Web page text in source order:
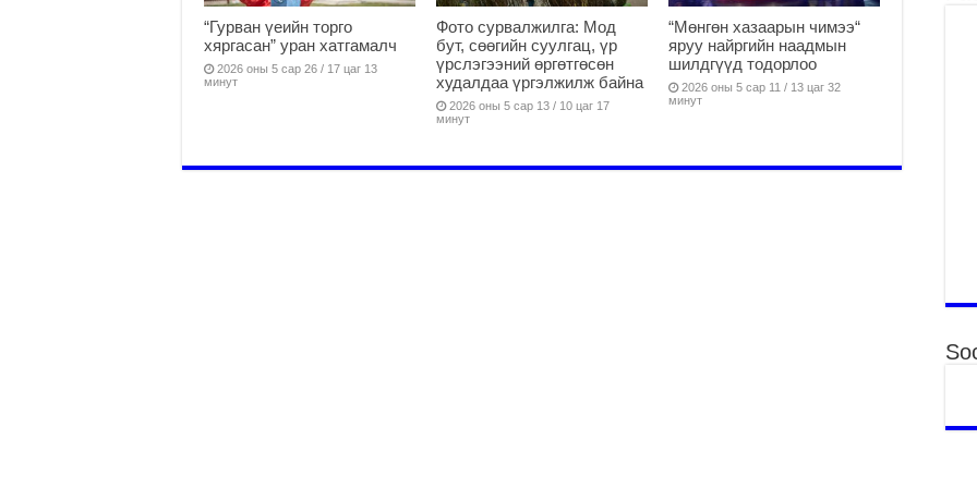
“Гурван үеийн торго
хяргасан” уран хатгамалч
2026 оны 5 сар 26 / 17 цаг 13
минут
Фото сурвалжилга: Мод
бут, сөөгийн суулгац, үр
үрслэгээний өргөтгөсөн
худалдаа үргэлжилж байна
2026 оны 5 сар 13 / 10 цаг 17
минут
“Мөнгөн хазаарын чимээ“
яруу найргийн наадмын
шилдгүүд тодорлоо
2026 оны 5 сар 11 / 13 цаг 32
минут